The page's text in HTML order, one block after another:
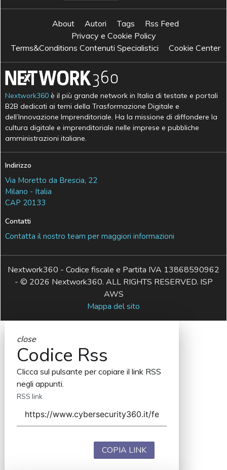
About Autori Tags
Rss Feed
Privacy e Cookie Policy
Terms&Conditions Contenuti Specialistici
Cookie Center
Nextwork360 è il più grande network in Italia di testate e portali
B2B dedicati ai temi della Trasformazione Digitale e
dell’Innovazione Imprenditoriale. Ha la missione di diffondere la
cultura digitale e imprenditoriale nelle imprese e pubbliche
amministrazioni italiane.
Indirizzo
Via Moretto da Brescia, 22
Milano - Italia
CAP 20133
Contatti
Contatta il nostro team per maggiori informazioni
Nextwork360 - Codice fiscale e Partita IVA 13868590962
- © 2026 Nextwork360. ALL RIGHTS RESERVED. ISP
AWS
Mappa del sito
close
Codice Rss
Clicca sul pulsante per copiare il link RSS
negli appunti.
RSS link
COPIA LINK